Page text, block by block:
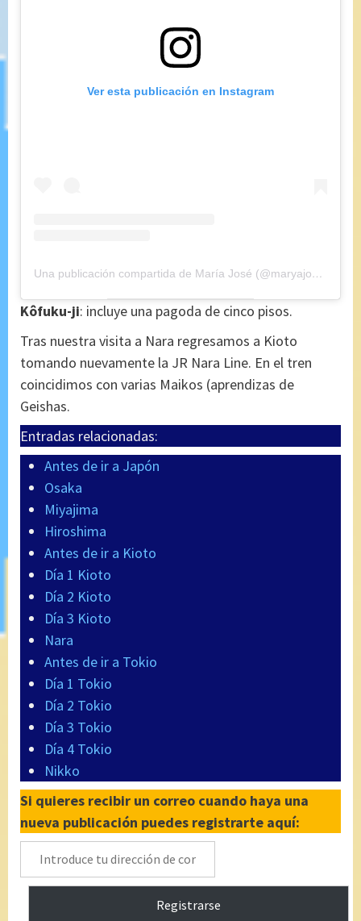
Ver esta publicación en Instagram
Una publicación compartida de María José (@maryajosess)
Kôfuku-ji: incluye una pagoda de cinco pisos.
Tras nuestra visita a Nara regresamos a Kioto
tomando nuevamente la JR Nara Line. En el tren
coincidimos con varias Maikos (aprendizas de
Geishas.
Entradas relacionadas:
Antes de ir a Japón
Osaka
Miyajima
Hiroshima
Antes de ir a Kioto
Día 1 Kioto
Día 2 Kioto
Día 3 Kioto
Nara
Antes de ir a Tokio
Día 1 Tokio
Día 2 Tokio
Día 3 Tokio
Día 4 Tokio
Nikko
Si quieres recibir un correo cuando haya una
nueva publicación puedes registrarte aquí:
Introduce
tu
Registrarse